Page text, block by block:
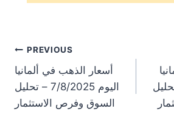
PREVIOUS
أسعار الذهب في ألمانيا
اليوم 7/8/2025 – تحليل
السوق وفرص الاستثمار
2025 – تحليل